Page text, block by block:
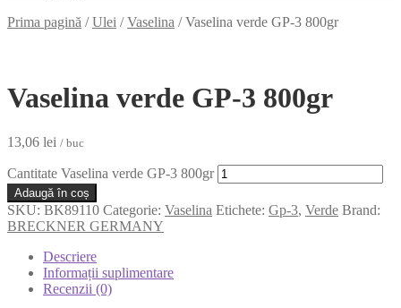
Prima pagină /Ulei /Vaselina /Vaselina verde GP-3 800gr
Vaselina verde GP-3 800gr
13,06 lei / buc
Cantitate Vaselina verde GP-3 800gr
Adaugă în coș
SKU: BK89110 Categorie: Vaselina Etichete: Gp-3, Verde Brand:
BRECKNER GERMANY
Descriere
Informații suplimentare
Recenzii (0)